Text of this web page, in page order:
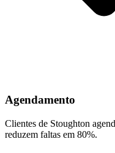
Agendamento
Clientes de Stoughton
reduzem faltas em 80%.